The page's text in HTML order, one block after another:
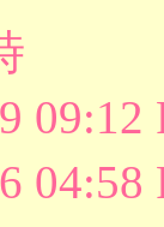
09:12
04:58